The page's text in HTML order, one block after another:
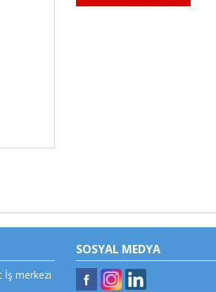
İş merkezi
SOSYAL MEDYA